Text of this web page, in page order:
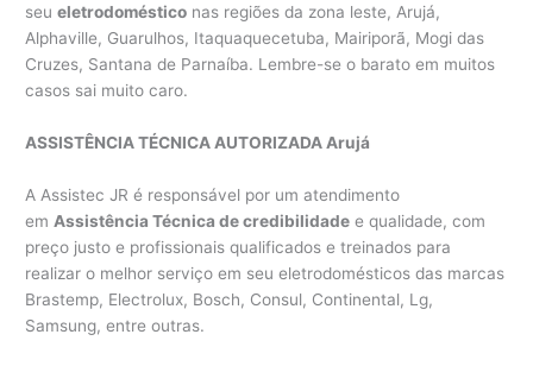
seueletrodoméstico nas regiões da zona leste, Arujá,
Alphaville, Guarulhos, Itaquaquecetuba, Mairiporã, Mogi das
Cruzes, Santana de Parnaíba. Lembre-se o barato em muitos
casos sai muito caro.
ASSISTÊNCIA TÉCNICA AUTORIZADA Arujá
A Assistec JR é responsável por um atendimento
em Assistência Técnica de credibilidade e qualidade, com
preço justo e profissionais qualificados e treinados para
realizar o melhor serviço em seu eletrodomésticos das marcas
Brastemp, Electrolux, Bosch, Consul, Continental, Lg,
Samsung, entre outras.